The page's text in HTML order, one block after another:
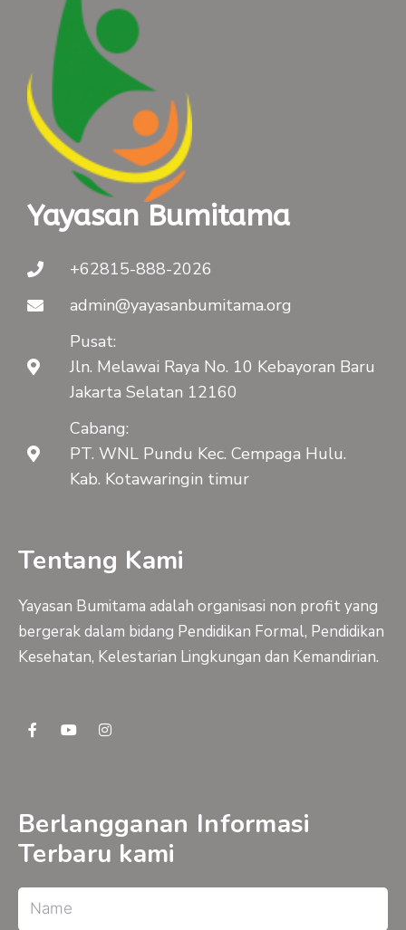
Yayasan Bumitama
+62815-888-2026
admin@yayasanbumitama.org
Pusat:
Jln. Melawai Raya No. 10 Kebayoran Baru
Jakarta Selatan 12160
Cabang:
PT. WNL Pundu Kec. Cempaga Hulu.
Kab. Kotawaringin timur
Tentang Kami
Yayasan Bumitama adalah organisasi non profit yang
bergerak dalam bidang Pendidikan Formal, Pendidikan
Kesehatan, Kelestarian Lingkungan dan Kemandirian.
F
a
k
-
f
Y
o
I
n
a
m
Berlangganan Informasi
Terbaru kami
Name